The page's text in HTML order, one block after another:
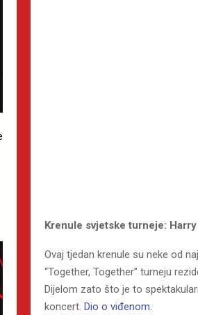
Krenule svjetske turneje:
Ovaj tjedan krenule su neke od
“Together, Together” turneju
Dijelom zato što je to
koncert. Dio o viđenom.